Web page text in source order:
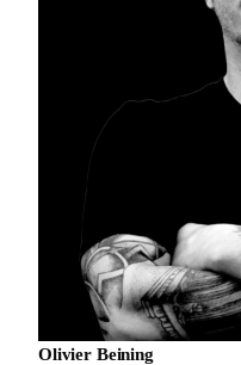
Olivier Beining